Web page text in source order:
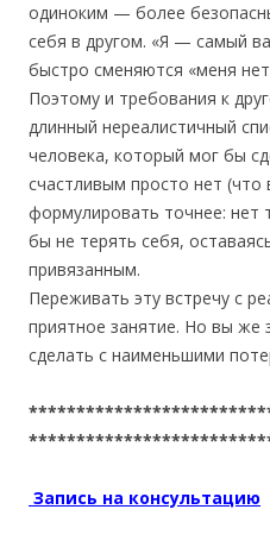
одиноким — более
себя в другом. «Я — самый
быстро сменяются «меня
Поэтому и требования к
длинный нереалистичный
человека, который мог бы
счастливым просто нет
формулировать точнее:
бы не терять себя,
привязанным.
Переживать эту встречу с
приятное занятие. Но вы же
сделать с наименьшими
Запись на консультацию